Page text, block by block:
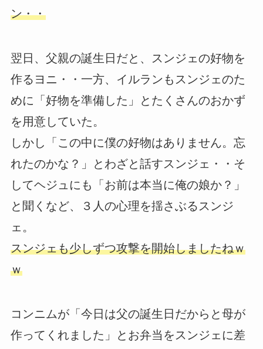
ン・・
翌日、父親の誕生日だと、スンジェの好物を
作るヨニ・・一方、イルランもスンジェのた
めに「好物を準備した」とたくさんのおかず
を用意していた。
しかし「この中に僕の好物はありません。忘
れたのかな？」とわざと話すスンジェ・・そ
してヘジュにも「お前は本当に俺の娘か？」
と聞くなど、３人の心理を揺さぶるスンジ
ェ。
スンジェも少しずつ攻撃を開始しましたねｗ
ｗ
コンニムが「今日は父の誕生日だからと母が
作ってくれました」とお弁当をスンジェに差